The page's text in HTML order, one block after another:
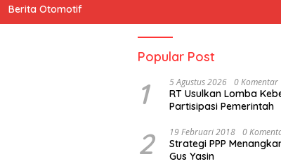
Berita Otomotif
Popular Post
1 5 Agustus 2026 0 Komentar
RT Usulkan Lomba
Partisipasi Pemerintah
2 19 Februari 2018 0
Strategi PPP
Gus Yasin